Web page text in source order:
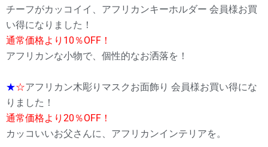
チーフがカッコイイ、アフリカンキーホルダー 会員様お買
い得になりました！
通常価格より10％OFF！
アフリカンな小物で、個性的なお洒落を！
★☆アフリカン木彫りマスクお面飾り 会員様お買い得にな
りました！
通常価格より20％OFF！
カッコいいお父さんに、アフリカンインテリアを。